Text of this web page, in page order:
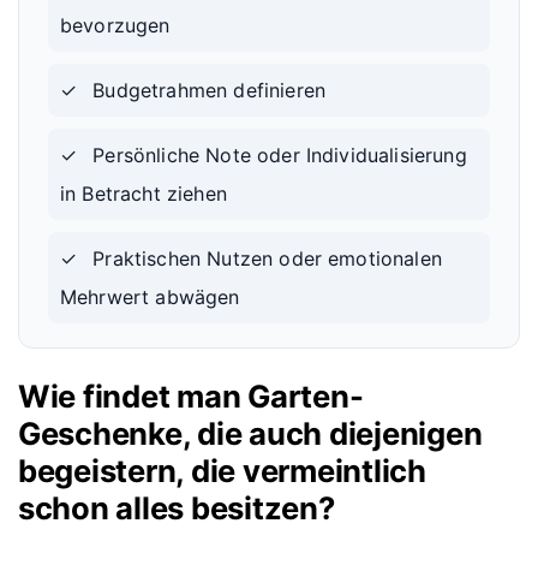
bevorzugen
✓ Budgetrahmen definieren
✓
Persönliche Note oder Individualisierung
in Betracht ziehen
✓
Praktischen Nutzen oder emotionalen
Mehrwert abwägen
Wie findet man Garten-
Geschenke, die auch diejenigen
begeistern, die vermeintlich
schon alles besitzen?